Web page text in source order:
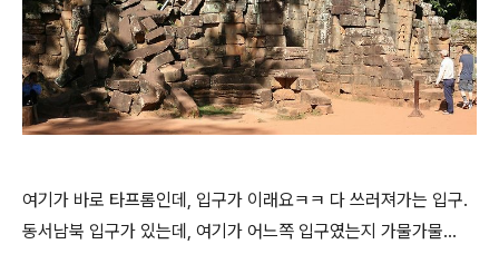
여기가 바로 타프롬인데, 입구가 이래요ㅋㅋ 다 쓰러져가는 입구.
동서남북 입구가 있는데, 여기가 어느쪽 입구였는지 가물가물...